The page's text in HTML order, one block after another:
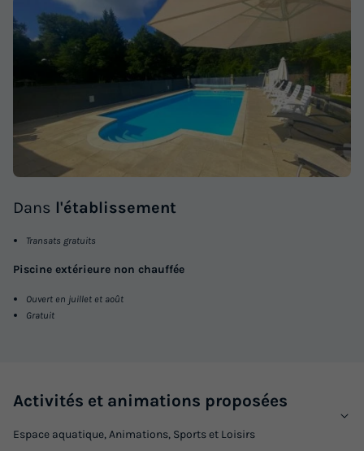
Dans l'établissement
Transats gratuits
Piscine extérieure non chauffée
Ouvert en juillet et août
Gratuit
Activités et animations proposées
Espace aquatique, Animations, Sports et Loisirs